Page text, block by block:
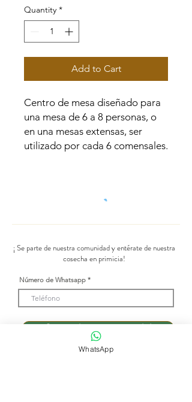
Quantity *
Add to Cart
Centro de mesa diseñado para
una mesa de 6 a 8 personas, o
en una mesas extensas, ser
utilizado por cada 6 comensales.
¡ Se parte de nuestra comunidad y entérate de nuestra
cosecha en primicia!
Número de Whatsapp
Se parte de nuestra comunidad
WhatsApp